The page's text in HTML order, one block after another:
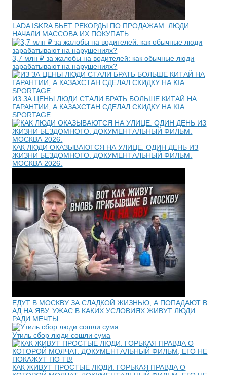
LADA ISKRA БЬЕТ РЕКОРДЫ ПО ПРОДАЖАМ. ЛЮДИ
НАЧАЛИ МАССОВА ИХ ПОКУПАТЬ.
3,7 млн ₽ за жалобы на водителей: как обычные люди
зарабатывают на нарушениях?
ИЗ ЗА ЦЕНЫ ЛЮДИ СТАЛИ БРАТЬ БОЛЬШЕ КИТАЙ НА
ГАРАНТИИ, А КАЗАХСТАН СДЕЛАЛ СКИДКУ НА KIA
SPORTAGE
КАК ЛЮДИ ОКАЗЫВАЮТСЯ НА УЛИЦЕ. ОДИН ДЕНЬ ИЗ
ЖИЗНИ БЕЗДОМНОГО. ДОКУМЕНТАЛЬНЫЙ ФИЛЬМ.
МОСКВА 2026.
ЕДУТ В МОСКВУ ЗА СЛАДКОЙ ЖИЗНЬЮ, А ПОПАДАЮТ В
АД НА ЯВУ. УЖАС В КАКИХ УСЛОВИЯХ ЖИВУТ ЛЮДИ
РАДИ МЕЧТЫ
Утиль сбор люди сошли сума
КАК ЖИВУТ ПРОСТЫЕ ЛЮДИ. ГОРЬКАЯ ПРАВДА О